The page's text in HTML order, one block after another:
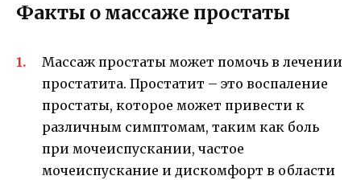
Факты о массаже простаты
Массаж простаты может помочь в лечении
простатита. Простатит – это воспаление
простаты, которое может привести к
различным симптомам, таким как боль
при мочеиспускании, частое
мочеиспускание и дискомфорт в области